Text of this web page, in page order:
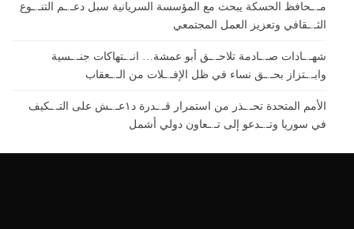
مـ.ـحافظ الحسكة يبحث مع المؤسسة السريانية سبل دعـ.ـم التنـ.ـوع
الثـ.ـقافي وتعزيز العمل المجتمعي
شهـ.ـادات صـ.ـادمة تلاحـ.ـق أبو عمشة… انـ.ـتهاكات جنـ.ـسية
وابـ.ـتزاز بحـ.ـق نساء في ظل الإفـ.ـلات من الـ.ـعقاب
الأمم المتحدة تحـ.ـذر من استمرار قـ.ـدرة د١عـ.ـش على التـ.ـكيف
في سوريا وتـ.ـدعو إلى تـ.ـعاون دولي أشمل